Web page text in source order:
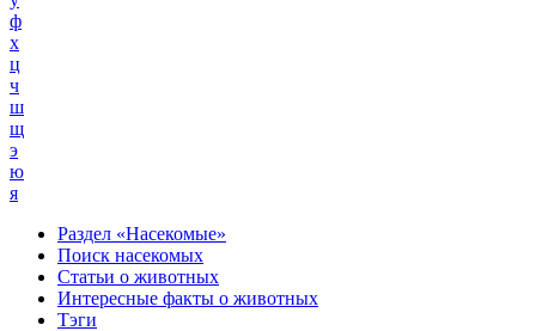
ф
х
ц
ч
ш
щ
э
ю
я
Раздел «Насекомые»
Поиск насекомых
Статьи о животных
Интересные факты о животных
Тэги